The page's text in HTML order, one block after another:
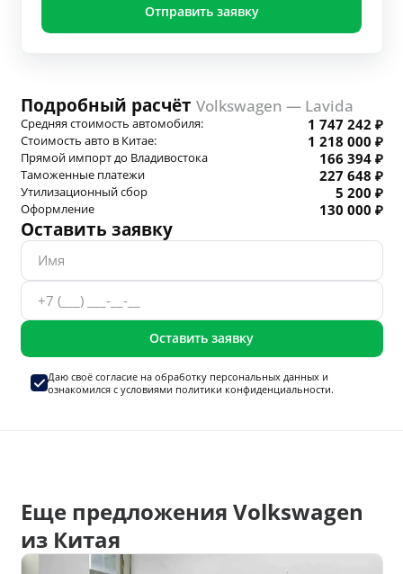
Отправить заявку
Подробный расчёт Volkswagen — Lavida
Средняя стоимость автомобиля: 1 747 242 ₽
Стоимость авто в Китае: 1 218 000 ₽
Прямой импорт до Владивостока 166 394 ₽
Таможенные платежи 227 648 ₽
Утилизационный сбор 5 200 ₽
Оформление 130 000 ₽
Оставить заявку
Оставить заявку
Даю своё согласие на обработку персональных данныхи
ознакомился с условиями политики конфиденциальности.
Еще предложения Volkswagen
из Китая